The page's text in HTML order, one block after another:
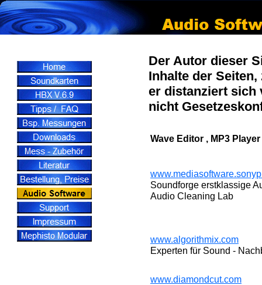
Der Autor dieser
Inhalte der
er distanziert sich
nicht
Wave Editor , MP3
Soundforge erstklassige
Audio Cleaning Lab
www.algorithmix.com
Experten für Sound -
www.diamondcut.com